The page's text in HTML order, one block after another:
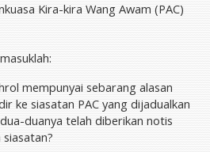
Kira-kira Wang Awam (PAC)
mempunyai sebarang alasan
ke siasatan PAC yang dijadualkan
duanya telah diberikan notis